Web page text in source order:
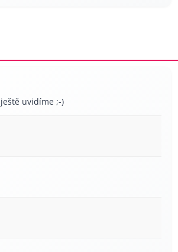
uvidíme ;-)